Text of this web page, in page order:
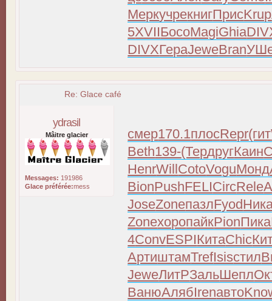
МеркучрекнигПрисKrup
5XVIIБосоMagiGhia
DIVXГераJeweBran
Re: Glace café
ydrasil
Mâitre glacier
Messages: 191986
Glace préférée:mess
смер170.1плосRepr(гит
Beth139-(ТердругКаин
HenrWillCotoVoguМонд
BionPushFELICircRele
JoseZoneпазлFyod
ZoneхоропайкPionПика
4ConvESPIКитаChic
АртиштамTrefIsisстил
JeweЛитРЗальШепл
ВанюАлябIrenавто